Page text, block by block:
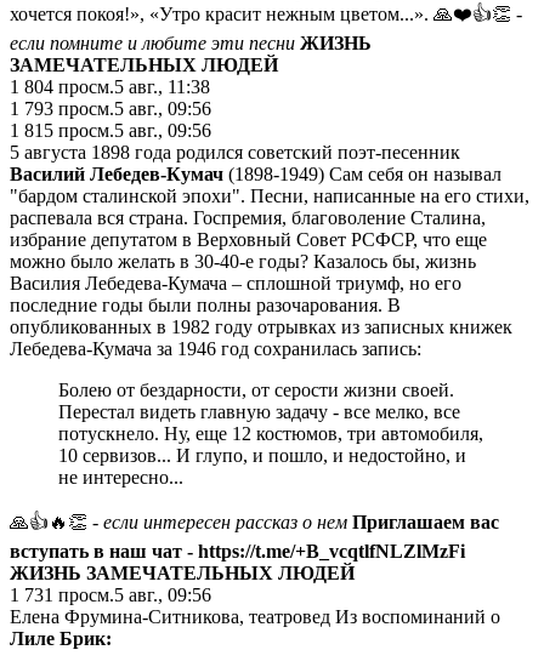
хочется покоя!», «Утро красит нежным цветом...». 🙏❤️👍👏 -
если помните и любите эти песни ЖИЗНЬ
ЗАМЕЧАТЕЛЬНЫХ ЛЮДЕЙ
1 804 просм.5 авг., 11:38
1 793 просм.5 авг., 09:56
1 815 просм.5 авг., 09:56
5 августа 1898 года родился советский поэт-песенник
Василий Лебедев-Кумач (1898-1949) Сам себя он называл
"бардом сталинской эпохи". Песни, написанные на его стихи,
распевала вся страна. Госпремия, благоволение Сталина,
избрание депутатом в Верховный Совет РСФСР, что еще
можно было желать в 30-40-е годы? Казалось бы, жизнь
Василия Лебедева-Кумача – сплошной триумф, но его
последние годы были полны разочарования. В
опубликованных в 1982 году отрывках из записных книжек
Лебедева-Кумача за 1946 год сохранилась запись:
Болею от бездарности, от серости жизни своей.
Перестал видеть главную задачу - все мелко, все
потускнело. Ну, еще 12 костюмов, три автомобиля,
10 сервизов... И глупо, и пошло, и недостойно, и
не интересно...
🙏👍🔥👏 - если интересен рассказ о нем Приглашаем вас
вступать в наш чат - https://t.me/+B_vcqtlfNLZlMzFi
ЖИЗНЬ ЗАМЕЧАТЕЛЬНЫХ ЛЮДЕЙ
1 731 просм.5 авг., 09:56
Елена Фрумина-Ситникова, театровед Из воспоминаний о
Лиле Брик: